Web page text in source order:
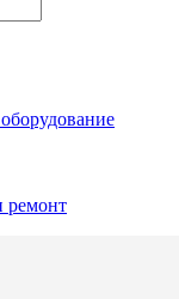
ремонт